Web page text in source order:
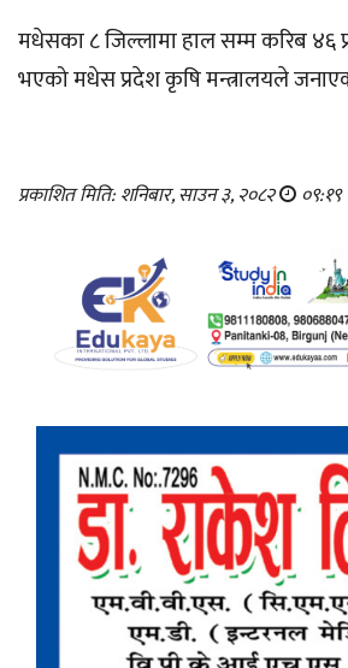
मधेसका ८ जिल्लामा हाल सम्म करिब ४६
भएको मधेस प्रदेश कृषि मन्त्रालयले
प्रकाशित मिति: शनिबार, साउन ३, २०८२ ०९:१९